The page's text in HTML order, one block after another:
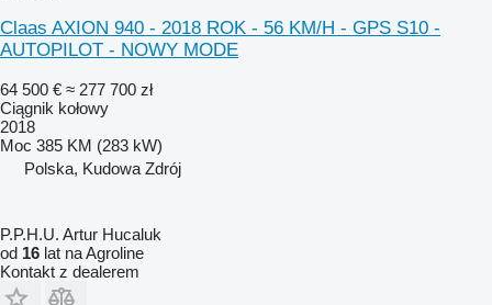
Claas AXION 940 - 2018 ROK - 56 KM/H - GPS S10 -
AUTOPILOT - NOWY MODE
64 500 € ≈ 277 700 zł
Ciągnik kołowy
2018
Moc 385 KM (283 kW)
Polska, Kudowa Zdrój
P.P.H.U. Artur Hucaluk
od 16 lat na Agroline
Kontakt z dealerem